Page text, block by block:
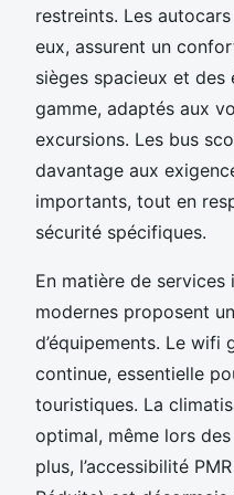
restreints. Les
eux, assurent un
sièges spacieux et des
gamme, adaptés aux
excursions. Les bus
davantage aux
importants, tout en
sécurité spécifiques.
En matière de services
modernes proposent
d’équipements. Le
continue, essentielle
touristiques. La
optimal, même lors
plus, l’accessibilité